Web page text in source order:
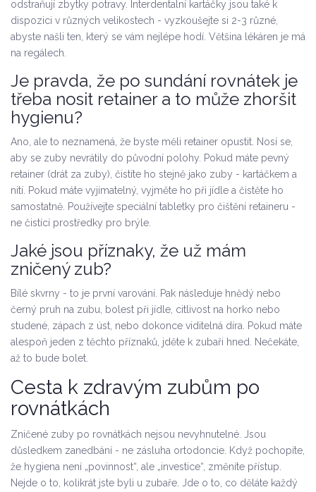
odstraňují zbytky potravy. Interdentalní kartáčky jsou také k
dispozici v různých velikostech - vyzkoušejte si 2-3 různé,
abyste našli ten, který se vám nejlépe hodí. Většina lékáren je má
na regálech.
Je pravda, že po sundání rovnátek je
třeba nosit retainer a to může zhoršit
hygienu?
Ano, ale to neznamená, že byste měli retainer opustit. Nosí se,
aby se zuby nevrátily do původní polohy. Pokud máte pevný
retainer (drát za zuby), čistíte ho stejně jako zuby - kartáčkem a
nití. Pokud máte vyjímatelný, vyjměte ho při jídle a čistěte ho
samostatně. Používejte speciální tabletky pro čištění retaineru -
ne čistící prostředky pro brýle.
Jaké jsou příznaky, že už mám
zničený zub?
Bílé skvrny - to je první varování. Pak následuje hnědý nebo
černý pruh na zubu, bolest při jídle, citlivost na horko nebo
studené, zápach z úst, nebo dokonce viditelná díra. Pokud máte
alespoň jeden z těchto příznaků, jděte k zubaři hned. Nečekáte,
až to bude bolet.
Cesta k zdravým zubům po
rovnátkách
Zničené zuby po rovnátkách nejsou nevyhnutelné. Jsou
důsledkem zanedbání - ne zásluha ortodoncie. Když pochopíte,
že hygiena není „povinnost“, ale „investice“, změníte přístup.
Nejde o to, kolikrát jste byli u zubaře. Jde o to, co děláte každý